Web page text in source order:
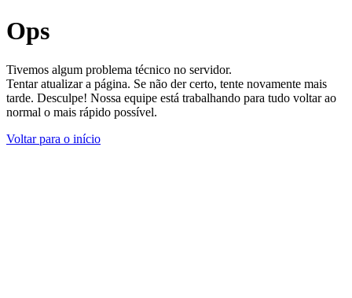
Ops
Tivemos algum problema técnico no servidor.
Tentar atualizar a página. Se não der certo, tente novamente mais
tarde. Desculpe! Nossa equipe está trabalhando para tudo voltar ao
normal o mais rápido possível.
Voltar para o início